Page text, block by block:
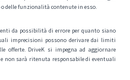
delle funzionalità contenute in esso.
da possibilità di errore per quanto siano
imprecisioni possono derivare dai limiti
offerte. DriveK si impegna ad aggiornare
non sarà ritenuta responsabile di eventuali